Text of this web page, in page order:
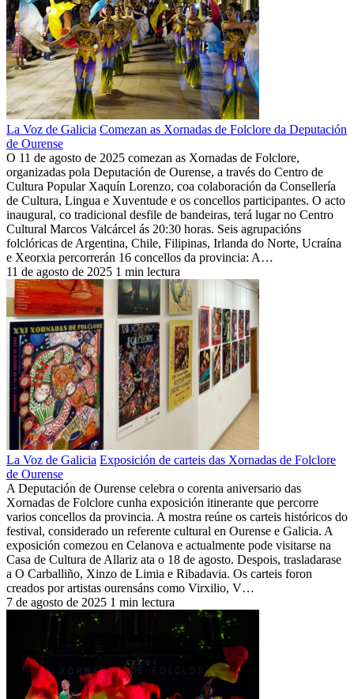
La Voz de Galicia Comezan as Xornadas de Folclore da Deputación
de Ourense
O 11 de agosto de 2025 comezan as Xornadas de Folclore,
organizadas pola Deputación de Ourense, a través do Centro de
Cultura Popular Xaquín Lorenzo, coa colaboración da Consellería
de Cultura, Lingua e Xuventude e os concellos participantes. O acto
inaugural, co tradicional desfile de bandeiras, terá lugar no Centro
Cultural Marcos Valcárcel ás 20:30 horas. Seis agrupacións
folclóricas de Argentina, Chile, Filipinas, Irlanda do Norte, Ucraína
e Xeorxia percorrerán 16 concellos da provincia: A…
11 de agosto de 2025 1 min lectura
La Voz de Galicia Exposición de carteis das Xornadas de Folclore
de Ourense
A Deputación de Ourense celebra o corenta aniversario das
Xornadas de Folclore cunha exposición itinerante que percorre
varios concellos da provincia. A mostra reúne os carteis históricos do
festival, considerado un referente cultural en Ourense e Galicia. A
exposición comezou en Celanova e actualmente pode visitarse na
Casa de Cultura de Allariz ata o 18 de agosto. Despois, trasladarase
a O Carballiño, Xinzo de Limia e Ribadavia. Os carteis foron
creados por artistas ourensáns como Virxilio, V…
7 de agosto de 2025 1 min lectura